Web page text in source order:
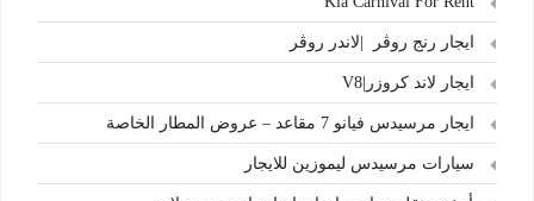
ايجار رنج روڤر |لاندر روڤر
ايجار لاند كروزر|V8
ايجار مرسيدس فيانو 7 مقاعد – عروض المطار الخاصة
سيارات مرسيدس ليموزين للايجار